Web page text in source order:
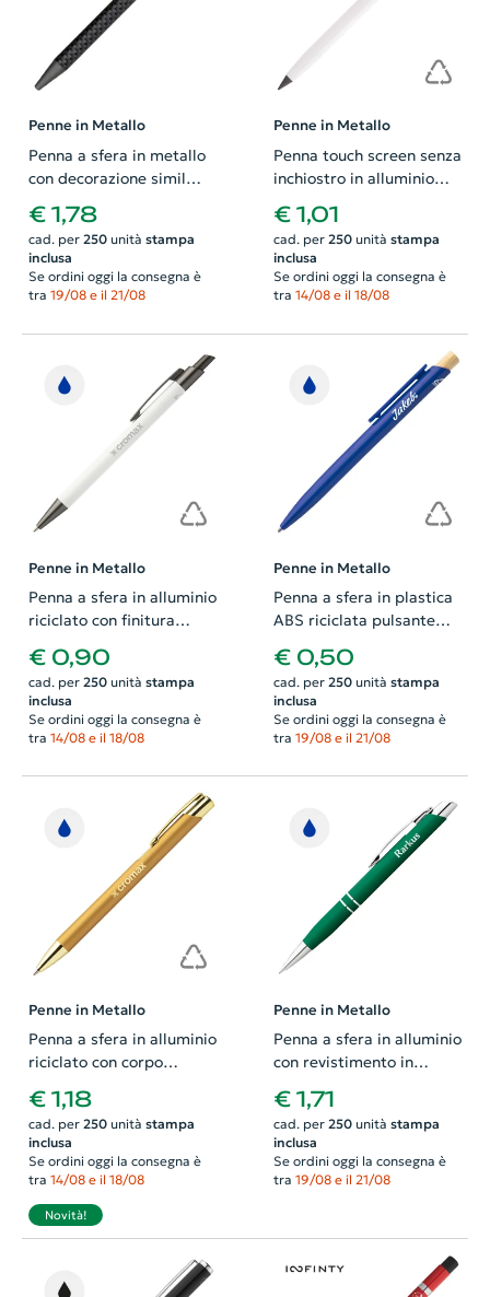
Penne in Metallo
Penna a sfera in metallo
con decorazione simil
carbonio sul corpo refill
blu
€ 1,78
cad. per 250unità stampa
inclusa
Se ordini oggi la consegna è
tra 19/08 e il 21/08
Penne in Metallo
Penna touch screen senza
inchiostro in alluminio
riciclato cancellabile
compresa gomma
€ 1,01
cad. per 250unità stampa
inclusa
Se ordini oggi la consegna è
tra 14/08 e il 18/08
Penne in Metallo
Penna a sfera in alluminio
riciclato con finitura
di fucile con refill blu
€ 0,90
cad. per 250unità stampa
inclusa
Se ordini oggi la consegna è
tra 14/08 e il 18/08
Penne in Metallo
Penna a sfera in plastica
ABS riciclata pulsante
€ 0,50
cad. per 250unità stampa
inclusa
Se ordini oggi la consegna è
tra 19/08 e il 21/08
Penne in Metallo
Penna a sfera in alluminio
riciclato con corpo
finitura metallica
coordinato
€ 1,18
cad. per 250unità stampa
inclusa
Se ordini oggi la consegna è
tra 14/08 e il 18/08
Novità!
Penne in Metallo
Penna a sfera in alluminio
con revistimento in
meccanismo a scatto e
refill blu
€ 1,71
cad. per 250unità stampa
inclusa
Se ordini oggi la consegna è
tra 19/08 e il 21/08